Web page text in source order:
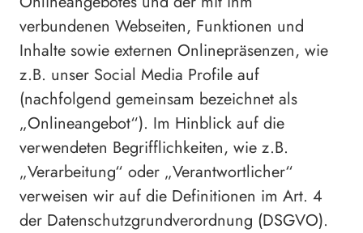
verbundenen Webseiten, Funktionen und
Inhalte sowie externen Onlinepräsenzen, wie
z.B. unser Social Media Profile auf
(nachfolgend gemeinsam bezeichnet als
„Onlineangebot“). Im Hinblick auf die
verwendeten Begrifflichkeiten, wie z.B.
„Verarbeitung“ oder „Verantwortlicher“
verweisen wir auf die Definitionen im Art. 4
der Datenschutzgrundverordnung (DSGVO).